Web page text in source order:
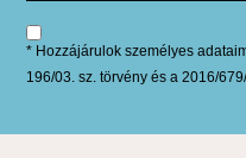
* Hozzájárulok személyes
196/03. sz. törvény és a 2016/